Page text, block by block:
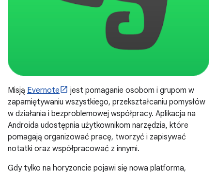
Misją Evernote
jest pomaganie osobom i grupom w
zapamiętywaniu wszystkiego, przekształcaniu pomysłów
w działania i bezproblemowej współpracy. Aplikacja na
Androida udostępnia użytkownikom narzędzia, które
pomagają organizować pracę, tworzyć i zapisywać
notatki oraz współpracować z innymi.
Gdy tylko na horyzoncie pojawi się nowa platforma,